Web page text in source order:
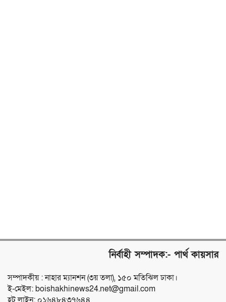
নির্বাহী সম্পাদক:- পার্থ কায়সার
সম্পাদকীয় : নাহার ম্যানশন (৩য় তলা), ১৫০ মতিঝিল ঢাকা।
ই-মেইল: boishakhinews24.net@gmail.com